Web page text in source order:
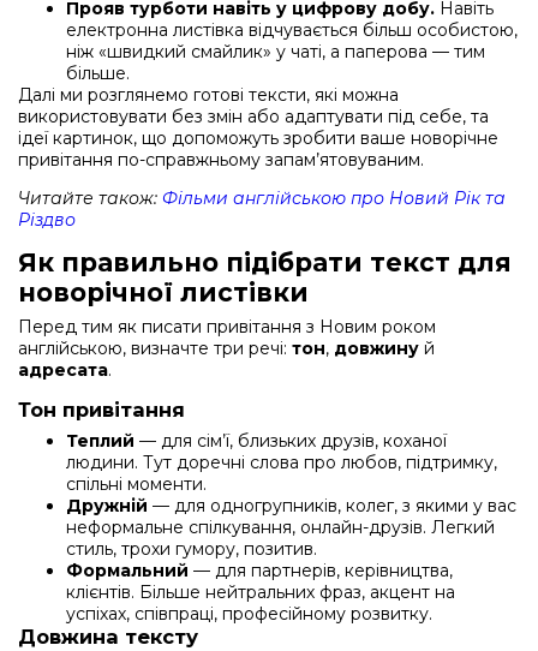
Прояв турботи навіть у цифрову добу. Навіть
електронна листівка відчувається більш особистою,
ніж «швидкий смайлик» у чаті, а паперова — тим
більше.
Далі ми розглянемо готові тексти, які можна
використовувати без змін або адаптувати під себе, та
ідеї картинок, що допоможуть зробити ваше новорічне
привітання по-справжньому запам’ятовуваним.
Читайте також: Фільми англійською про Новий Рік та
Різдво
Як правильно підібрати текст для
новорічної листівки
Перед тим як писати привітання з Новим роком
англійською, визначте три речі: тон, довжину й
адресата.
Тон привітання
Теплий — для сім’ї, близьких друзів, коханої
людини. Тут доречні слова про любов, підтримку,
спільні моменти.
Дружній — для одногрупників, колег, з якими у вас
неформальне спілкування, онлайн-друзів. Легкий
стиль, трохи гумору, позитив.
Формальний — для партнерів, керівництва,
клієнтів. Більше нейтральних фраз, акцент на
успіхах, співпраці, професійному розвитку.
Довжина тексту